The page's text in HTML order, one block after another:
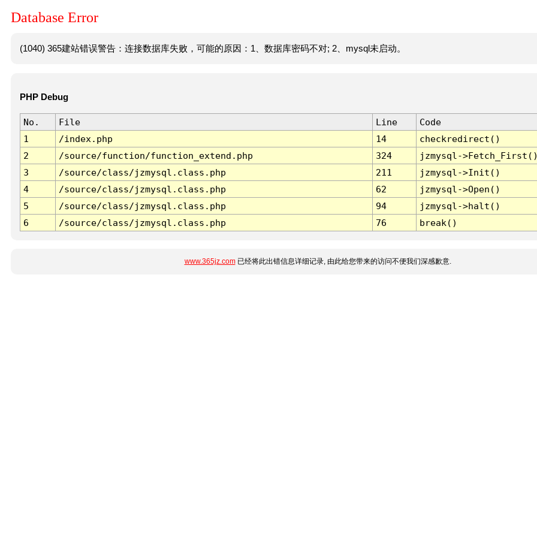
Database Error
(1040) 365建站错误警告：连接数据库失败，可能的原因：1、数据库密码不对; 2、mysql未启动。
PHP Debug
No. File Line
Code
1
/index.php 14
checkredirect()
2
/source/function/function_extend.php 324
jzmysql-
3
/source/class/jzmysql.class.php 211
jzmysql->Init()
4
/source/class/jzmysql.class.php 62
jzmysql->Open()
5
/source/class/jzmysql.class.php 94
jzmysql->halt()
6
/source/class/jzmysql.class.php 76 break()
www.365jz.com已经将此出错信息详细记录, 由此给您带来的访问不便我们深感歉意.